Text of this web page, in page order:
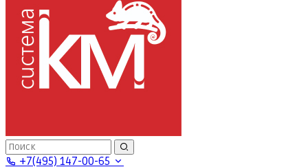
+7(495) 147-00-65